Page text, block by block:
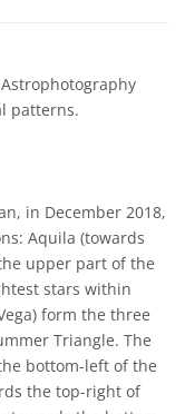
patterns.
in December 2018,
Aquila (towards
upper part of the
stars within
form the three
Triangle. The
bottom-left of the
the top-right of